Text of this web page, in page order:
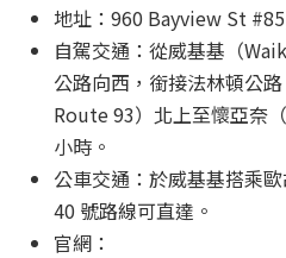
地址：960 Bayview St
自駕交通：從威基基（
公路向西，銜接法林頓公
Route 93）北上至懷亞奈
小時。
公車交通：於威基基搭乘歐
40 號路線可直達。
官網：